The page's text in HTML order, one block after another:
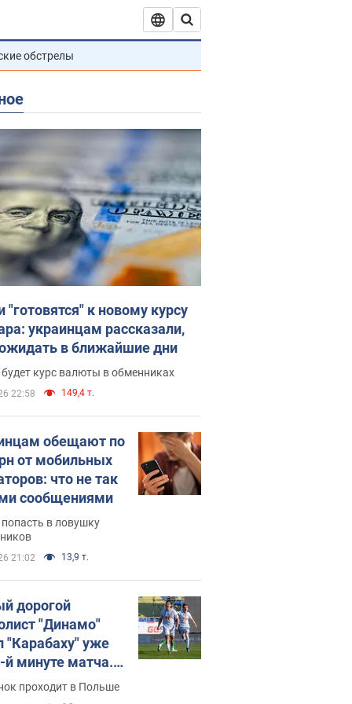
обстрелы
"готовятся" к новому курсу
украинцам рассказали,
в ближайшие дни
курс валюты в обменниках
22:58 149,4 т.
обещают по
от мобильных
что не так
сообщениями
попасть в ловушку
21:02 13,9 т.
дорогой
"Динамо"
"Карабаху" уже
й минуте матча.
проходит в Польше